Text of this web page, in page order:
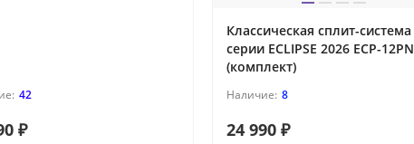
42
₽
Классическая сплит-система
серии ECLIPSE 2026 ECP-12PN
(комплект)
8
24 990 ₽